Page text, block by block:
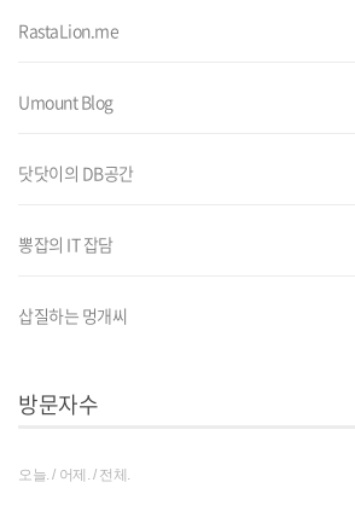
RastaLion.me
Umount Blog
닷닷이의 DB공간
뽕잡의 IT 잡담
삽질하는 멍개씨
방문자수
오늘. / 어제. / 전체.